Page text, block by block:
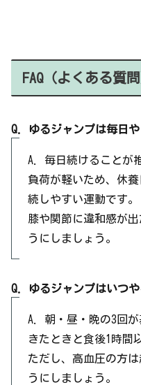
FAQ（よくある質問
Q. ゆるジャンプは毎日
A. 毎日続けることが
負荷が軽いため、休
続しやすい運動です。
膝や関節に違和感が
うにしましょう。
Q. ゆるジャンプはいつ
A. 朝・昼・晩の3回
きたときと食後1時間
ただし、高血圧の方
うにしましょう。